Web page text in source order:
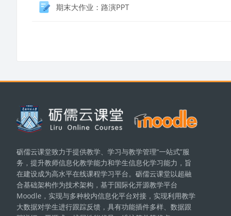
期末大作业：路演PPT課題
ブロック
砺儒云课堂致力于提供教学、学习与教学管理“一站式”服
务，提升教师信息化教学能力和学生信息化学习能力，旨
在建设成为高水平在线课程学习平台。砺儒云课堂以超融
合基础架构作为技术架构，基于国际化开源教学平台
Moodle，实现与多种校内信息化平台对接，实现利用教学
大数据对学生进行跟踪反馈，具有功能插件多样、数据跟